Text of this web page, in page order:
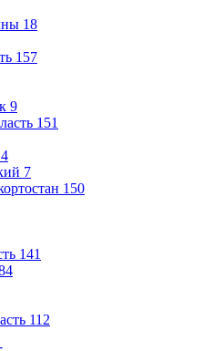
18
157
9
151
7
150
141
112